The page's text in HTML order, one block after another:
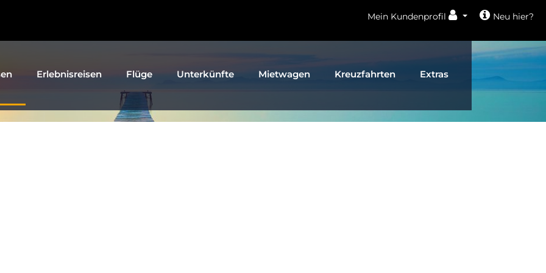
Neu hier?
Mein Kundenprofil
Erlebnisreisen Flüge Unterkünfte Mietwagen Kreuzfahrten Extras